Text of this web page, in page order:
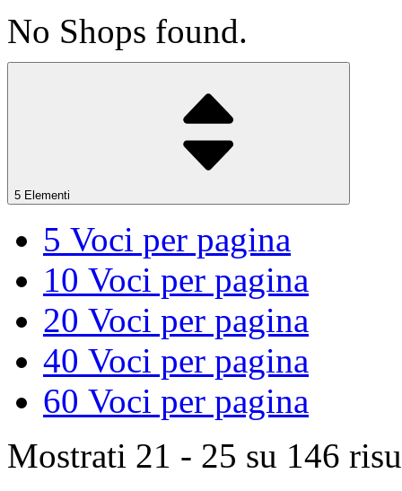
No Shops found.
5 Elementi
5 Voci per pagina
10 Voci per pagina
20 Voci per pagina
40 Voci per pagina
60 Voci per pagina
Mostrati 21 - 25 su 146